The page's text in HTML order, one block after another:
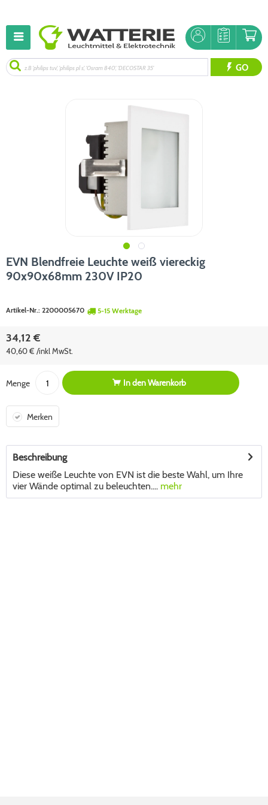
GO
EVN Blendfreie Leuchte weiß viereckig
90x90x68mm 230V IP20
Artikel-Nr.: 2200005670 5-15 Werktage
34,12 €
40,60 € /inkl MwSt.
Menge In denWarenkorb
Merken
Beschreibung
Diese weiße Leuchte von EVN ist die beste Wahl, um Ihre
vier Wände optimal zu beleuchten.... mehr